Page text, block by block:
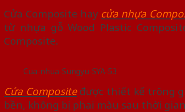
Cửa Composite hay cửa nhựa
từ nhựa gỗ Wood Plastic
Composite.
Cua-nhua-Sungyu-SYA-53
Cửa Compositeđược thiết kế trông
bền, không bị phai màu sau thời